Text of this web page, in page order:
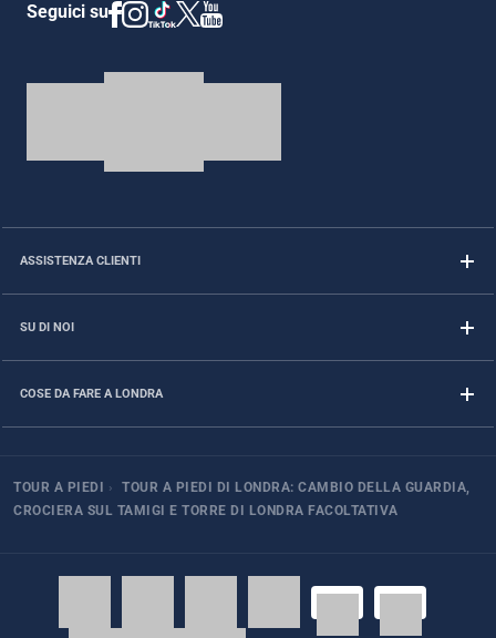
Seguici su
ASSISTENZA CLIENTI
SU DI NOI
COSE DA FARE A LONDRA
TOUR A PIEDI ›
TOUR A PIEDI DI LONDRA: CAMBIO DELLA GUARDIA,
CROCIERA SUL TAMIGI E TORRE DI LONDRA FACOLTATIVA